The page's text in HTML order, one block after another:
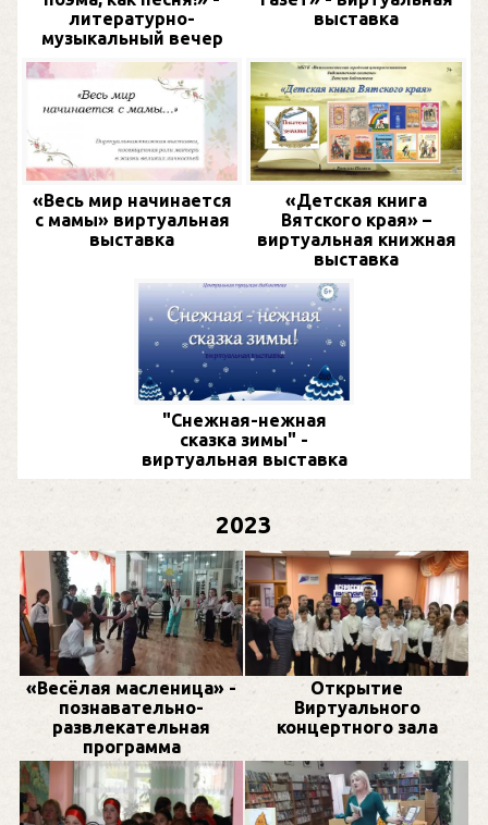
литературно-
музыкальный вечер
выставка
«Весь мир начинается
с мамы» виртуальная
выставка
«Детская книга
Вятского края» –
виртуальная книжная
выставка
"Снежная-нежная
сказка зимы" -
виртуальная выставка
2023
«Весёлая масленица» -
познавательно-
развлекательная
программа
Открытие
Виртуального
концертного зала